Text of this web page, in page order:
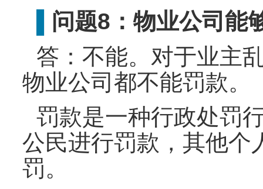
问题8：物业公司能
答：不能。对于业主
物业公司都不能罚款。
罚款是一种行政处罚
公民进行罚款，其他个
罚。